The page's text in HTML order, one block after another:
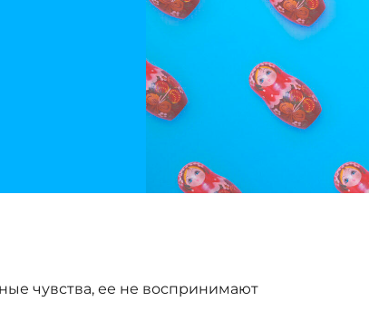
чувства, ее не воспринимают